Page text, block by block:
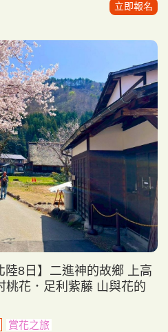
立即報名
陸8日】二進神的故鄉 上高
桃花．足利紫藤 山與花的
賞花之旅